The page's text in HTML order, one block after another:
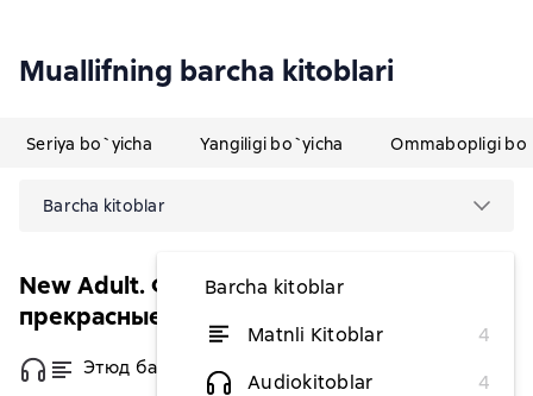
Muallifning barcha kitoblari
Seriya bo`yicha Yangiligi bo`yicha Ommabopligi
Barcha kitoblar
Barcha kitoblar
Matnli Kitoblar
4
Audiokitoblar
4
New Adult. Фейри. Жестокие и
прекрасные
Этюд багровых вод